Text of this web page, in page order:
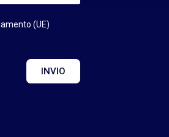
(UE)
INVIO